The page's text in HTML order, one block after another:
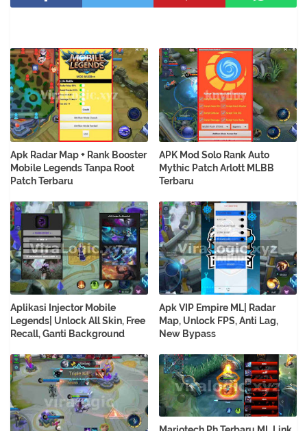
Apk Radar Map + Rank Booster
Mobile Legends Tanpa Root
Patch Terbaru
APK Mod Solo Rank Auto
Mythic Patch Arlott MLBB
Terbaru
Aplikasi Injector Mobile
Legends| Unlock All Skin, Free
Recall, Ganti Background
Apk VIP Empire ML| Radar
Map, Unlock FPS, Anti Lag,
New Bypass